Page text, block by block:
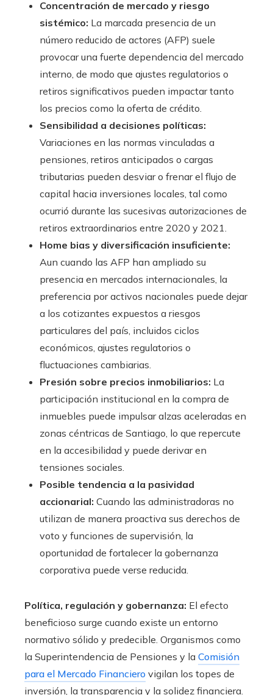
Concentración de mercado y riesgo
sistémico: La marcada presencia de un
número reducido de actores (AFP) suele
provocar una fuerte dependencia del mercado
interno, de modo que ajustes regulatorios o
retiros significativos pueden impactar tanto
los precios como la oferta de crédito.
Sensibilidad a decisiones políticas:
Variaciones en las normas vinculadas a
pensiones, retiros anticipados o cargas
tributarias pueden desviar o frenar el flujo de
capital hacia inversiones locales, tal como
ocurrió durante las sucesivas autorizaciones de
retiros extraordinarios entre 2020 y 2021.
Home bias y diversificación insuficiente:
Aun cuando las AFP han ampliado su
presencia en mercados internacionales, la
preferencia por activos nacionales puede dejar
a los cotizantes expuestos a riesgos
particulares del país, incluidos ciclos
económicos, ajustes regulatorios o
fluctuaciones cambiarias.
Presión sobre precios inmobiliarios: La
participación institucional en la compra de
inmuebles puede impulsar alzas aceleradas en
zonas céntricas de Santiago, lo que repercute
en la accesibilidad y puede derivar en
tensiones sociales.
Posible tendencia a la pasividad
accionarial: Cuando las administradoras no
utilizan de manera proactiva sus derechos de
voto y funciones de supervisión, la
oportunidad de fortalecer la gobernanza
corporativa puede verse reducida.
Política, regulación y gobernanza: El efecto
beneficioso surge cuando existe un entorno
normativo sólido y predecible. Organismos como
la Superintendencia de Pensiones y la Comisión
para el Mercado Financiero vigilan los topes de
inversión, la transparencia y la solidez financiera.